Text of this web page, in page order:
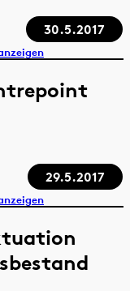
30.5.2017
29.5.2017